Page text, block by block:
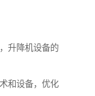
升降机设备的
和设备，优化